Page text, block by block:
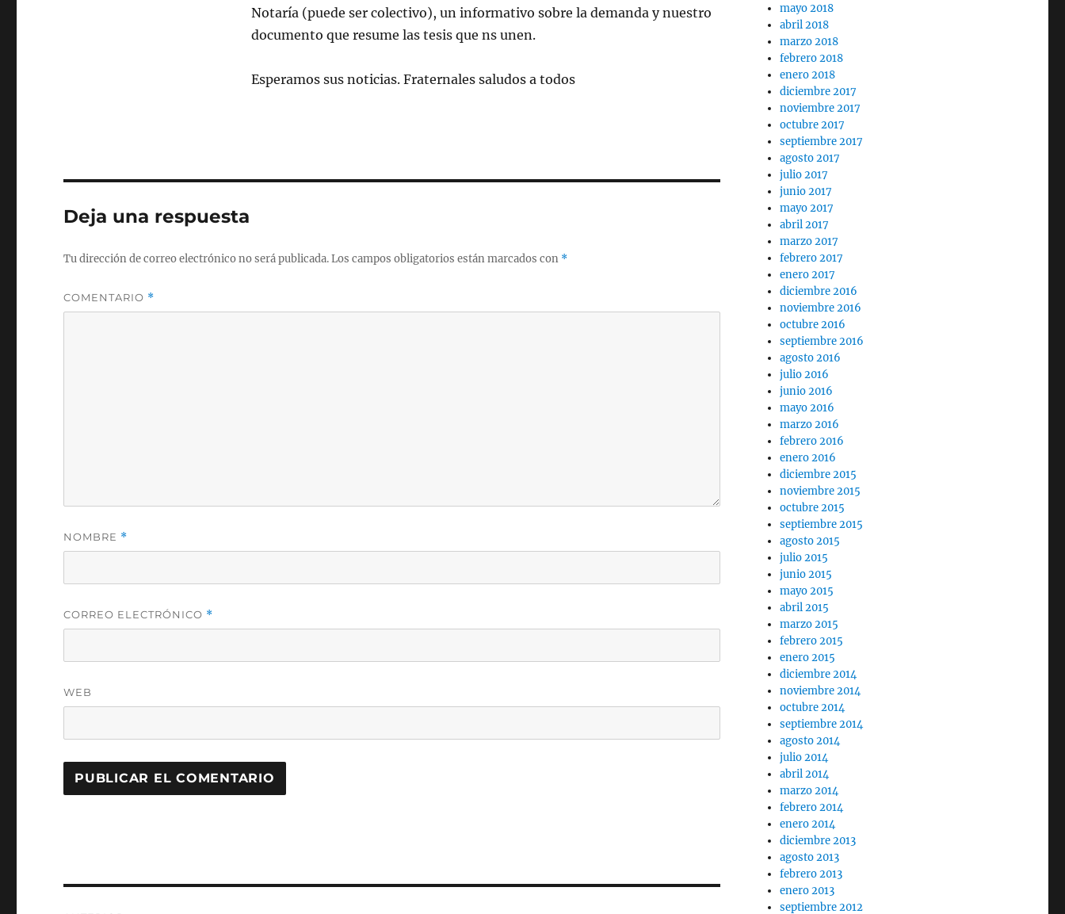
Notaría (puede ser colectivo), un informativo sobre la demanda y nuestro
documento que resume las tesis que ns unen.
Esperamos sus noticias. Fraternales saludos a todos
Deja una respuesta
Tu dirección de correo electrónico no será publicada.Los campos obligatorios están marcados con *
COMENTARIO *
NOMBRE *
CORREO ELECTRÓNICO *
WEB
mayo 2018
abril 2018
marzo 2018
febrero 2018
enero 2018
diciembre 2017
noviembre 2017
octubre 2017
septiembre 2017
agosto 2017
julio 2017
junio 2017
mayo 2017
abril 2017
marzo 2017
febrero 2017
enero 2017
diciembre 2016
noviembre 2016
octubre 2016
septiembre 2016
agosto 2016
julio 2016
junio 2016
mayo 2016
marzo 2016
febrero 2016
enero 2016
diciembre 2015
noviembre 2015
octubre 2015
septiembre 2015
agosto 2015
julio 2015
junio 2015
mayo 2015
abril 2015
marzo 2015
febrero 2015
enero 2015
diciembre 2014
noviembre 2014
octubre 2014
septiembre 2014
agosto 2014
julio 2014
abril 2014
marzo 2014
febrero 2014
enero 2014
diciembre 2013
agosto 2013
febrero 2013
enero 2013
septiembre 2012